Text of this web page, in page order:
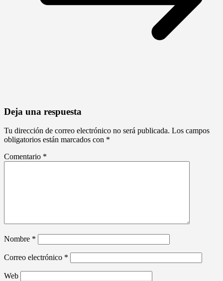
Deja una respuesta
Tu dirección de correo electrónico no será publicada. Los campos
obligatorios están marcados con *
Comentario *
Nombre *
Correo electrónico *
Web